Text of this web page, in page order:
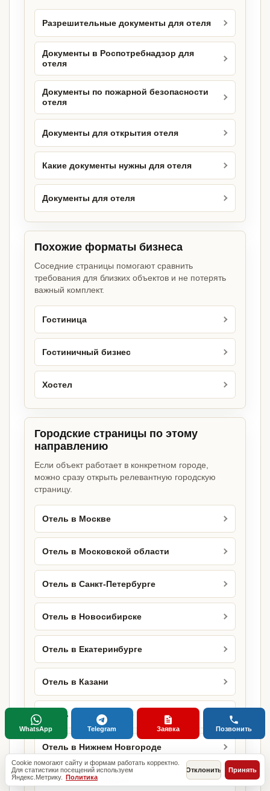
Разрешительные документы для отеля
Документы в Роспотребнадзор для
отеля
Документы по пожарной безопасности
отеля
Документы для открытия отеля
Какие документы нужны для отеля
Документы для отеля
Похожие форматы бизнеса
Соседние страницы помогают сравнить
требования для близких объектов и не потерять
важный комплект.
Гостиница
Гостиничный бизнес
Хостел
Городские страницы по этому
направлению
Если объект работает в конкретном городе,
можно сразу открыть релевантную городскую
страницу.
Отель в Москве
Отель в Московской области
Отель в Санкт-Петербурге
Отель в Новосибирске
Отель в Екатеринбурге
Отель в Казани
Отель в Красноярске
Отель в Нижнем Новгороде
Отель в Челябинске
Cookie помогают сайту и формам работать корректно.
Для статистики посещений используем
Яндекс.Метрику. Политика
Отклонить Принять
WhatsApp Telegram Заявка Позвонить